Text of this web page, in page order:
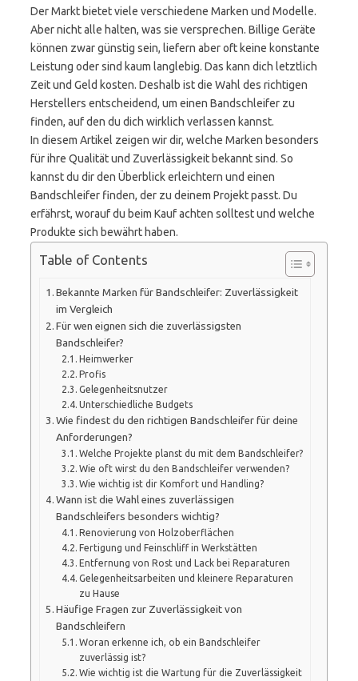
Der Markt bietet viele verschiedene Marken und Modelle.
Aber nicht alle halten, was sie versprechen. Billige Geräte
können zwar günstig sein, liefern aber oft keine konstante
Leistung oder sind kaum langlebig. Das kann dich letztlich
Zeit und Geld kosten. Deshalb ist die Wahl des richtigen
Herstellers entscheidend, um einen Bandschleifer zu
finden, auf den du dich wirklich verlassen kannst.
In diesem Artikel zeigen wir dir, welche Marken besonders
für ihre Qualität und Zuverlässigkeit bekannt sind. So
kannst du dir den Überblick erleichtern und einen
Bandschleifer finden, der zu deinem Projekt passt. Du
erfährst, worauf du beim Kauf achten solltest und welche
Produkte sich bewährt haben.
Table of Contents
Bekannte Marken für Bandschleifer: Zuverlässigkeit
im Vergleich
Für wen eignen sich die zuverlässigsten
Bandschleifer?
Heimwerker
Profis
Gelegenheitsnutzer
Unterschiedliche Budgets
Wie findest du den richtigen Bandschleifer für deine
Anforderungen?
Welche Projekte planst du mit dem Bandschleifer?
Wie oft wirst du den Bandschleifer verwenden?
Wie wichtig ist dir Komfort und Handling?
Wann ist die Wahl eines zuverlässigen
Bandschleifers besonders wichtig?
Renovierung von Holzoberflächen
Fertigung und Feinschliff in Werkstätten
Entfernung von Rost und Lack bei Reparaturen
Gelegenheitsarbeiten und kleinere Reparaturen
zu Hause
Häufige Fragen zur Zuverlässigkeit von
Bandschleifern
Woran erkenne ich, ob ein Bandschleifer
zuverlässig ist?
Wie wichtig ist die Wartung für die Zuverlässigkeit